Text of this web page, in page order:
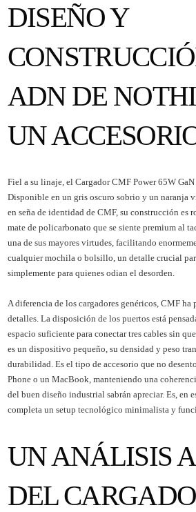
DISEÑO Y
ADN DE
UN
Fiel a su linaje, el Cargador CMF Power 65W GaN
Disponible en un gris oscuro sobrio y un naranja
en seña de identidad de CMF, su construcción es
mate de policarbonato que se siente premium al
una de sus mayores virtudes, facilitando
cualquier mochila o bolsillo, un detalle crucial
simplemente para quienes odian el desorden.
A diferencia de los cargadores genéricos, CMF ha
detalles. La disposición de los puertos está
espacio suficiente para conectar tres cables sin
es un dispositivo pequeño, su densidad y peso
durabilidad. Es el tipo de accesorio que no
Phone o un MacBook, manteniendo una
del buen diseño industrial sabrán apreciar. Es, en
completa un setup tecnológico minimalista y
UN ANÁLISIS
DEL